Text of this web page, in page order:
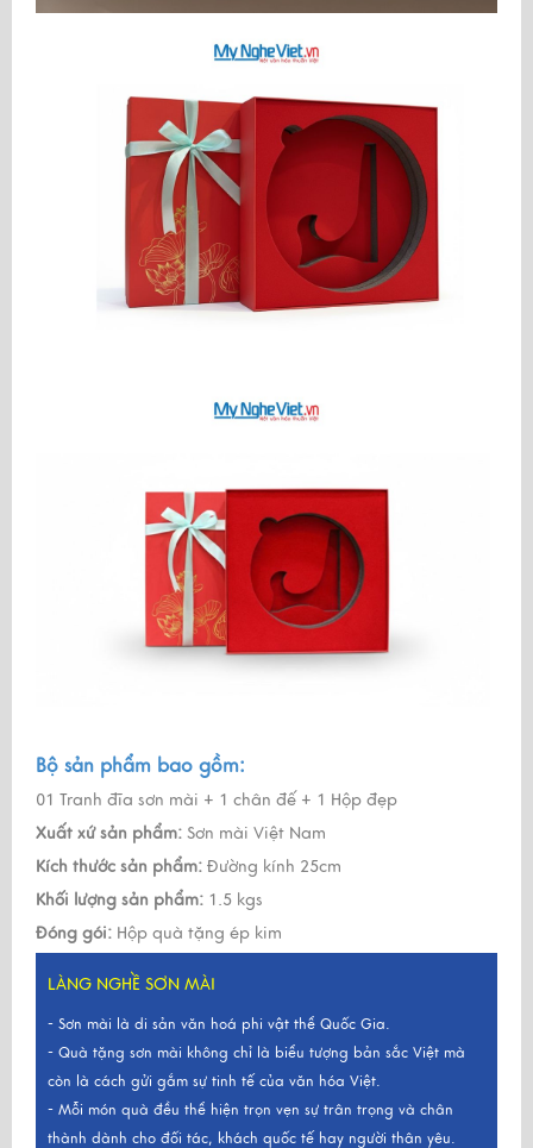
Bộ sản phẩm bao gồm:
01 Tranh đĩa sơn mài + 1 chân đế + 1 Hộp đẹp
Xuất xứ sản phẩm: Sơn mài Việt Nam
Kích thước sản phẩm: Đường kính 25cm
Khối lượng sản phẩm: 1.5 kgs
Đóng gói: Hộp quà tặng ép kim
LÀNG NGHỀ SƠN MÀI
- Sơn mài là di sản văn hoá phi vật thể Quốc Gia.
- Quà tặng sơn mài không chỉ là biểu tượng bản sắc Việt mà
còn là cách gửi gắm sự tinh tế của văn hóa Việt.
- Mỗi món quà đều thể hiện trọn vẹn sự trân trọng và chân
thành dành cho đối tác, khách quốc tế hay người thân yêu.